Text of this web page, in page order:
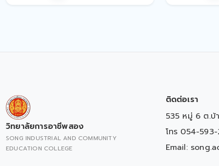
วิทยาลัยการอาชีพสอง
SONG INDUSTRIAL AND COMMUNITY
EDUCATION COLLEGE
ติดต่อเรา
535 หมู่ 6 ต.บ้
โทร 054-
Email: